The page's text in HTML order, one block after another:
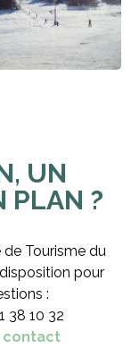
UN
PLAN ?
de Tourisme du
pour
:
38 10 32
contact